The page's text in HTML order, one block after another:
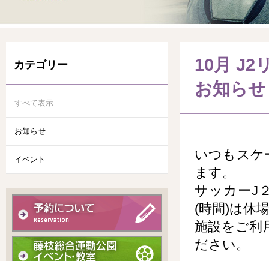
10月 J2
お知らせ
いつもスケ
ます。
サッカーJ
(時間)は休
施設をご利
ださい。
カテゴリー
すべて表示
お知らせ
イベント